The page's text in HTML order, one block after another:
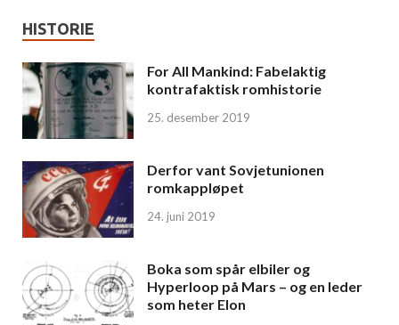
HISTORIE
For All Mankind: Fabelaktig
kontrafaktisk romhistorie
25. desember 2019
Derfor vant Sovjetunionen
romkappløpet
24. juni 2019
Boka som spår elbiler og
Hyperloop på Mars – og en leder
som heter Elon